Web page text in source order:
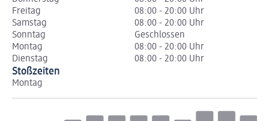
Freitag
08:00 - 20:00 Uhr
Samstag
08:00 - 20:00 Uhr
Sonntag
Geschlossen
Montag
08:00 - 20:00 Uhr
Dienstag
08:00 - 20:00 Uhr
Stoßzeiten
Montag